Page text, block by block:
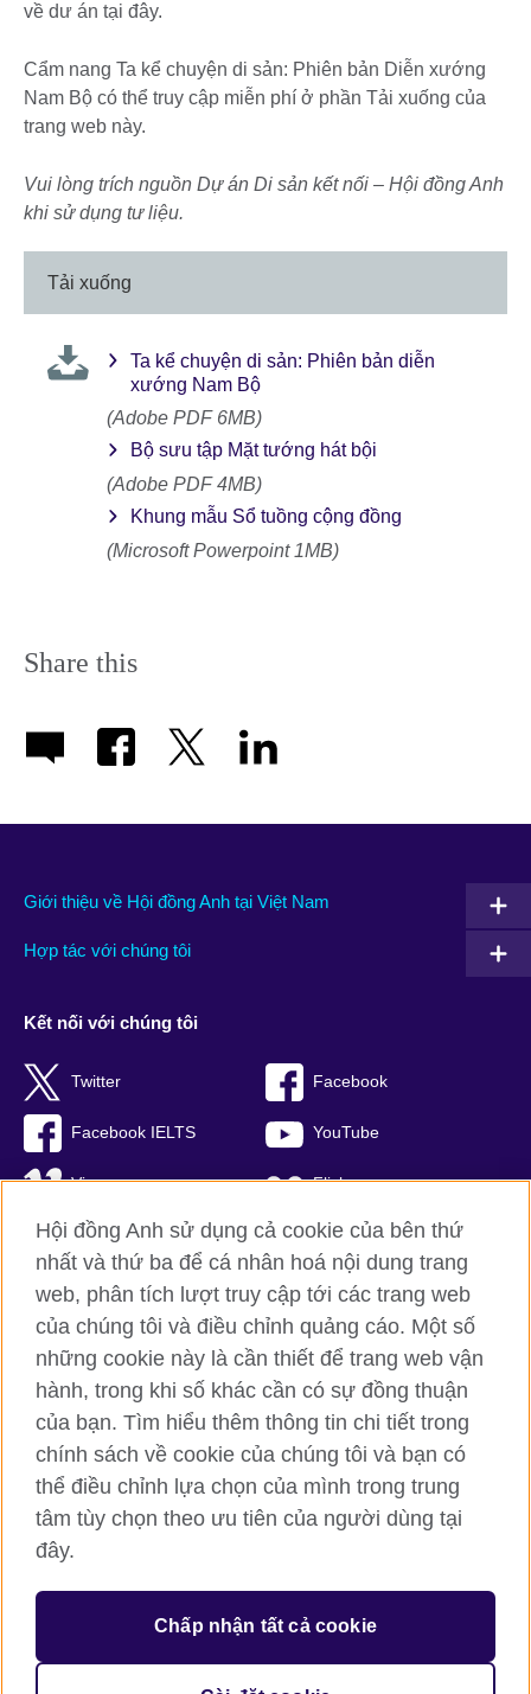
về dư án tại đây.
Cẩm nang Ta kể chuyện di sản: Phiên bản Diễn xướng
Nam Bộ có thể truy cập miễn phí ở phần Tải xuống của
trang web này.
Vui lòng trích nguồn Dự án Di sản kết nối – Hội đồng Anh
khi sử dụng tư liệu.
Tải xuống
Ta kể chuyện di sản: Phiên bản diễn
xướng Nam Bộ
(Adobe PDF 6MB)
Bộ sưu tập Mặt tướng hát bội
(Adobe PDF 4MB)
Khung mẫu Sổ tuồng cộng đồng
(Microsoft Powerpoint 1MB)
Share this
Giới thiệu về Hội đồng Anh tại Việt Nam
Hợp tác với chúng tôi
Kết nối với chúng tôi
Twitter Facebook
Facebook IELTS YouTube
Vimeo Flickr
RSS TikTok
Hội đồng Anh toàn cầu
Bảo mật thông tin và quy định sử dụng
Cookie
Sơ đồ trang
© 2026 British Council
British Council (Viet Nam) LLC (
(0)24 37281920; email: bchanoi@britishcouncil.org.vn) is a
subsidiary of the British Council which is the United Kingdom’s
opportunities.
Hội đồng Anh sử dụng cả cookie của bên thứ
nhất và thứ ba để cá nhân hoá nội dung trang
web, phân tích lượt truy cập tới các trang web
của chúng tôi và điều chỉnh quảng cáo. Một số
những cookie này là cần thiết để trang web vận
hành, trong khi số khác cần có sự đồng thuận
của bạn. Tìm hiểu thêm thông tin chi tiết trong
chính sách về cookie của chúng tôi và bạn có
thể điều chỉnh lựa chọn của mình trong trung
tâm tùy chọn theo ưu tiên của người dùng tại
đây.
Chấp nhận tất cả cookie